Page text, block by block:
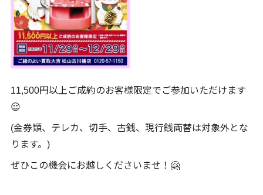
11,500円以上ご成約のお客様限定でご参加いただけます
😌
(金券類、テレカ、切手、古銭、現行銭両替は対象外とな
ります。)
ぜひこの機会にお越しくださいませ！🤗